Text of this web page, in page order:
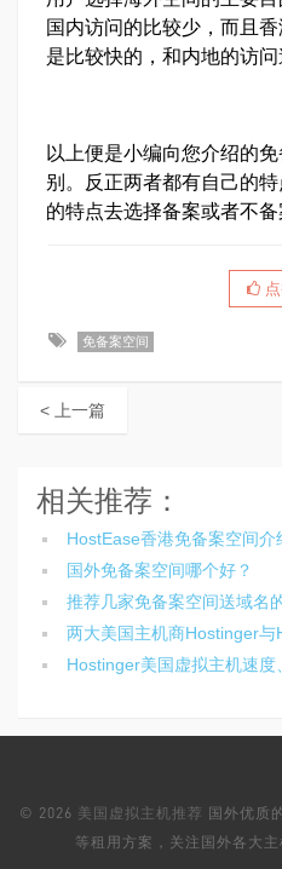
国内访问的比较少，而且
是比较快的，和内地的访问
以上便是小编向您介绍的
别。反正两者都有自己的
的特点去选择备案或者不备
点
免备案空间
< 上一篇
相关推荐：
HostEase香港免备案空间介
国外免备案空间哪个好？
推荐几家免备案空间送域名
两大美国主机商Hostinger
Hostinger美国虚拟主机速
© 2026 美国虚拟主机推荐 国外优质
等租用方案，关注国外各大